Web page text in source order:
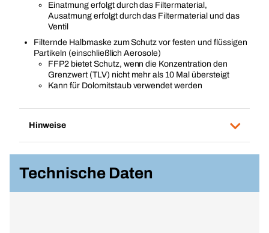
Einatmung erfolgt durch das Filtermaterial,
Ausatmung erfolgt durch das Filtermaterial und das
Ventil
Filternde Halbmaske zum Schutz vor festen und flüssigen
Partikeln (einschließlich Aerosole)
FFP2 bietet Schutz, wenn die Konzentration den
Grenzwert (TLV) nicht mehr als 10 Mal übersteigt
Kann für Dolomitstaub verwendet werden
Hinweise
Technische Daten